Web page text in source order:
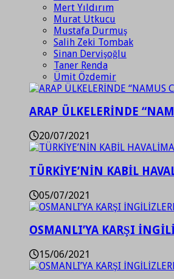
Mert Yıldırım
Murat Utkucu
Mustafa Durmuş
Salih Zeki Tombak
Sinan Dervişoğlu
Taner Renda
Ümit Özdemir
ARAP ÜLKELERİNDE
20/07/2021
TÜRKİYE’NİN KABİL
05/07/2021
OSMANLI’YA KARŞI
15/06/2021